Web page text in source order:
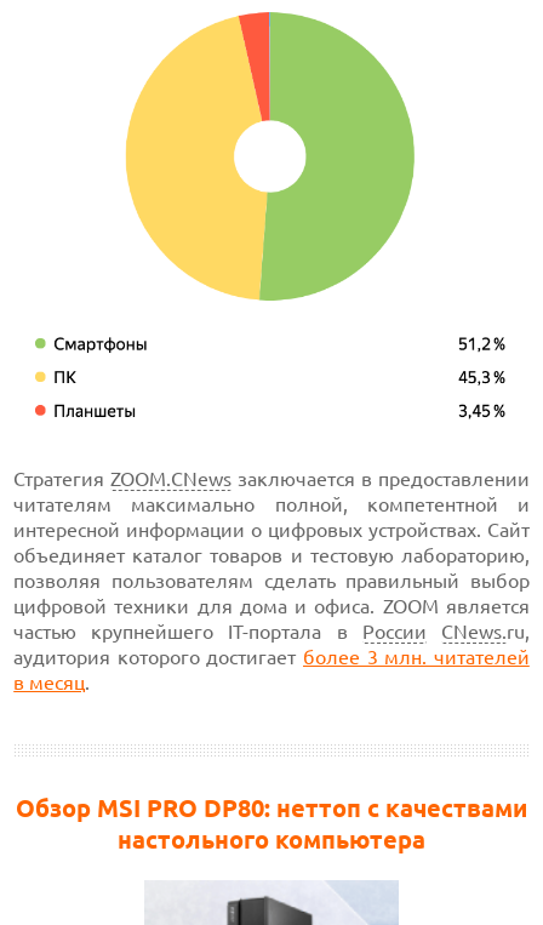
СтратегияZOOM.CNews заключается в предоставлении
читателям максимально полной, компетентной и
интересной информации о цифровых устройствах. Сайт
объединяет каталог товаров и тестовую лабораторию,
позволяя пользователям сделать правильный выбор
цифровой техники для дома и офиса. ZOOM является
частью крупнейшего IT-портала в России CNews.ru,
аудитория которого достигает более 3 млн. читателей
в месяц.
Обзор MSI PRO DP80: неттоп с качествами
настольного компьютера